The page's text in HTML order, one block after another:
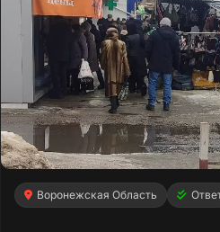
Воронежская Область